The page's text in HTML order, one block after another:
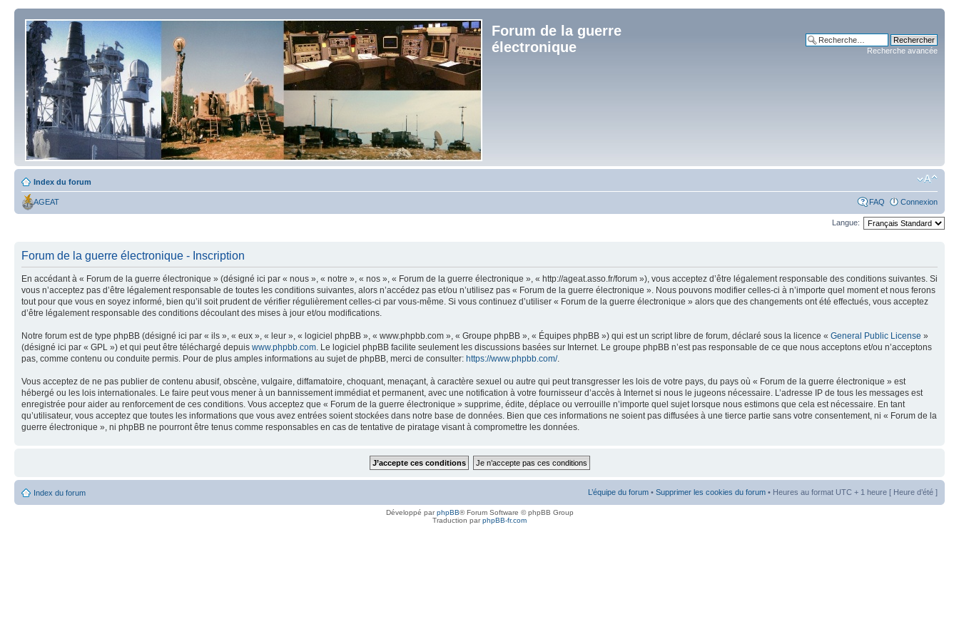
Forum de la guerre
électronique
Recherche avancée
Index du forum
AGEAT FAQ Connexion
Langue:
Forum de la guerre électronique - Inscription
En accédant à « Forum de la guerre électronique » (désigné ici par « nous », « notre », « nos », « Forum de la guerre électronique », « http://ageat.asso.fr/forum »), vous acceptez d’être légalement responsable des conditions suivantes. Si
vous n’acceptez pas d’être légalement responsable de toutes les conditions suivantes, alors n’accédez pas et/ou n’utilisez pas « Forum de la guerre électronique ». Nous pouvons modifier celles-ci à n’importe quel moment et nous ferons
tout pour que vous en soyez informé, bien qu’il soit prudent de vérifier régulièrement celles-ci par vous-même. Si vous continuez d’utiliser « Forum de la guerre électronique » alors que des changements ont été effectués, vous acceptez
d’être légalement responsable des conditions découlant des mises à jour et/ou modifications.
Notre forum est de type phpBB (désigné ici par « ils », « eux », « leur », « logiciel phpBB », « www.phpbb.com », « Groupe phpBB », « Équipes phpBB ») qui est un script libre de forum, déclaré sous la licence « General Public License »
(désigné ici par « GPL ») et qui peut être téléchargé depuis www.phpbb.com . Le logiciel phpBB facilite seulement les discussions basées sur Internet. Le groupe phpBB n’est pas responsable de ce que nous acceptons et/ou n’acceptons
pas, comme contenu ou conduite permis. Pour de plus amples informations au sujet de phpBB, merci de consulter: https://www.phpbb.com/.
Vous acceptez de ne pas publier de contenu abusif, obscène, vulgaire, diffamatoire, choquant, menaçant, à caractère sexuel ou autre qui peut transgresser les lois de votre pays, du pays où « Forum de la guerre électronique » est
hébergé ou les lois internationales. Le faire peut vous mener à un bannissement immédiat et permanent, avec une notification à votre fournisseur d’accès à Internet si nous le jugeons nécessaire. L’adresse IP de tous les messages est
enregistrée pour aider au renforcement de ces conditions. Vous acceptez que « Forum de la guerre électronique » supprime, édite, déplace ou verrouille n’importe quel sujet lorsque nous estimons que cela est nécessaire. En tant
qu’utilisateur, vous acceptez que toutes les informations que vous avez entrées soient stockées dans notre base de données. Bien que ces informations ne soient pas diffusées à une tierce partie sans votre consentement, ni « Forum de la
guerre électronique », ni phpBB ne pourront être tenus comme responsables en cas de tentative de piratage visant à compromettre les données.
Index du forum L’équipe du forum • Supprimer les cookies du forum • Heures au format UTC + 1 heure [ Heure d’été ]
Développé parphpBB® Forum Software © phpBB Group
Traduction parphpBB-fr.com